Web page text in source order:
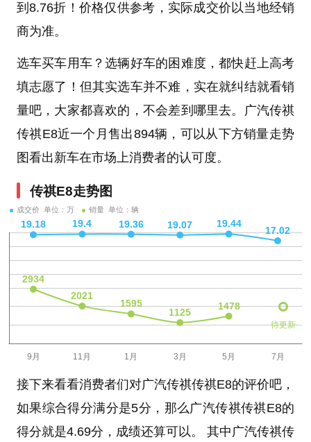
到8.76折！价格仅供参考，实际成交价以当地经销
商为准。
选车买车用车？选辆好车的困难度，都快赶上高考
填志愿了！但其实选车并不难，实在就纠结就看销
量吧，大家都喜欢的，不会差到哪里去。广汽传祺
传祺E8近一个月售出894辆，可以从下方销量走势
图看出新车在市场上消费者的认可度。
传祺E8走势图
成交价 单位：万 销量 单位：辆
待更新
接下来看看消费者们对广汽传祺传祺E8的评价吧，
如果综合得分满分是5分，那么广汽传祺传祺E8的
得分就是4.69分，成绩还算可以。 其中广汽传祺传